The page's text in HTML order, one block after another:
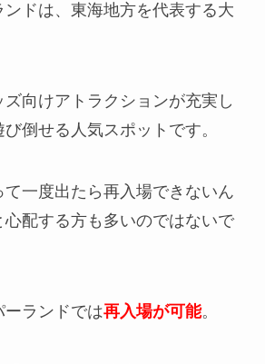
ドは、東海地方を代表する大
向けアトラクションが充実し
倒せる人気スポットです。
一度出たら再入場できないん
心配する方も多いのではないで
ランドでは再入場が可能。